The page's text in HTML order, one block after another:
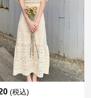
(税込)